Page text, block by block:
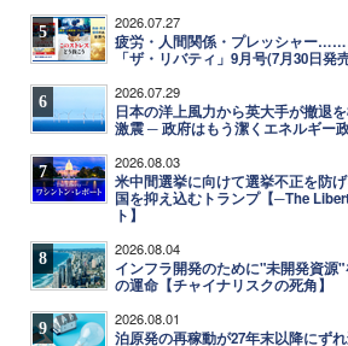
5 2026.07.27
疲労・人間関係・プレッシャー……
「ザ・リバティ」9月号(7月30日発
6 2026.07.29
日本の洋上風力から英大手が撤退
激震 ─ 政府はもう潔くエネルギー
7 2026.08.03
米中間選挙に向けて選挙不正を防
国を抑え込むトランプ【─The
ト】
8 2026.08.04
インフラ開発のために"未開発資源
の運命【チャイナリスクの死角】
9 2026.08.01
泊原発の再稼動が27年末以降にず